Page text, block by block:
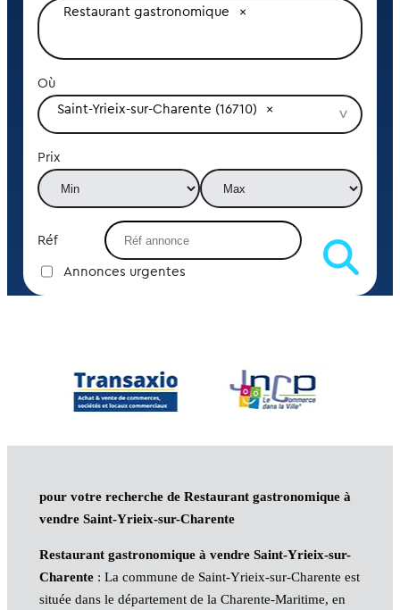
Restaurant gastronomique
Où
Saint-Yrieix-sur-Charente (16710)
Prix
Réf
Annonces urgentes
pour votre recherche de Restaurant gastronomique à
vendre Saint-Yrieix-sur-Charente
Restaurant gastronomique à vendre Saint-Yrieix-sur-
Charente: La commune de Saint-Yrieix-sur-Charente est
située dans le département de la Charente-Maritime, en